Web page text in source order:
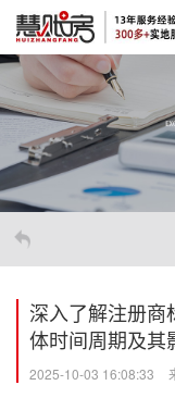
深入了解注册商
体时间周期及其
2025-10-03 16:08:33